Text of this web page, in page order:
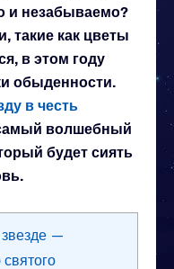
и незабываемо?
такие как цветы
в этом году
обыденности.
в честь
волшебный
будет сиять
—